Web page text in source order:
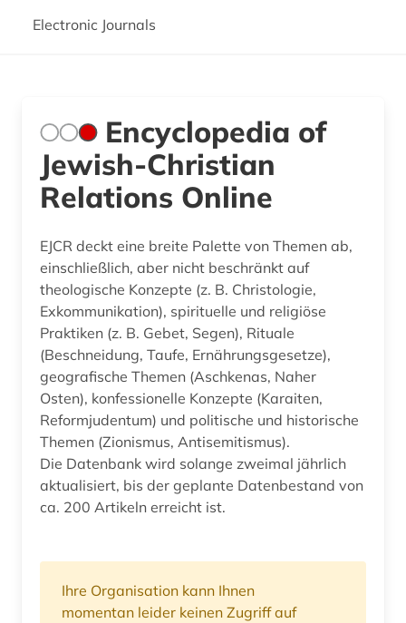
Electronic Journals
Encyclopedia of
Jewish-Christian
Relations Online
EJCR deckt eine breite Palette von Themen ab,
einschließlich, aber nicht beschränkt auf
theologische Konzepte (z. B. Christologie,
Exkommunikation), spirituelle und religiöse
Praktiken (z. B. Gebet, Segen), Rituale
(Beschneidung, Taufe, Ernährungsgesetze),
geografische Themen (Aschkenas, Naher
Osten), konfessionelle Konzepte (Karaiten,
Reformjudentum) und politische und historische
Themen (Zionismus, Antisemitismus).
Die Datenbank wird solange zweimal jährlich
aktualisiert, bis der geplante Datenbestand von
ca. 200 Artikeln erreicht ist.
Ihre Organisation kann Ihnen
momentan leider keinen Zugriff auf